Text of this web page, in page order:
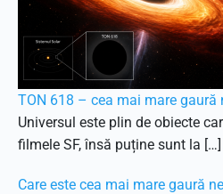
TON 618 – cea mai mare gaură
Universul este plin de obiecte
filmele SF, însă puține sunt la […]
Care este cea mai mare gaură